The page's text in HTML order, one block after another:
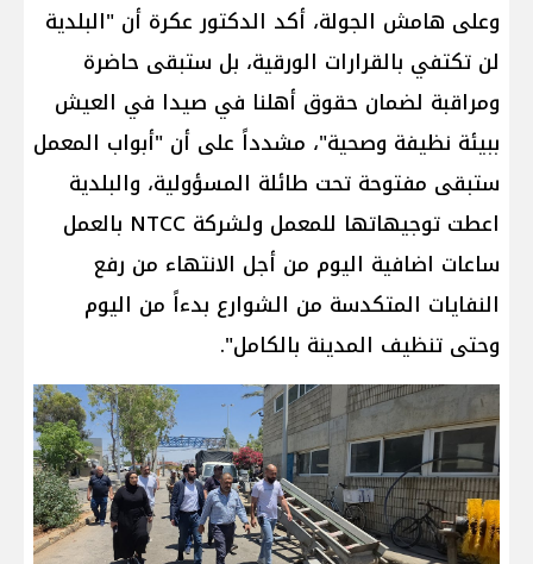
وعلى هامش الجولة، أكد الدكتور عكرة أن "البلدية
لن تكتفي بالقرارات الورقية، بل ستبقى حاضرة
ومراقبة لضمان حقوق أهلنا في صيدا في العيش
ببيئة نظيفة وصحية"، مشدداً على أن "أبواب المعمل
ستبقى مفتوحة تحت طائلة المسؤولية، والبلدية
اعطت توجيهاتها للمعمل ولشركة NTCC بالعمل
ساعات اضافية اليوم من أجل الانتهاء من رفع
النفايات المتكدسة من الشوارع بدءاً من اليوم
وحتى تنظيف المدينة بالكامل".